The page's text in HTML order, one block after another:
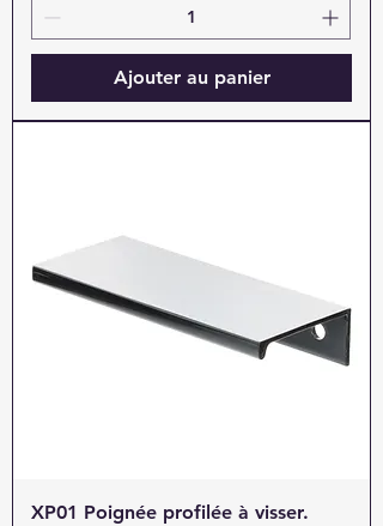
Ajouter au panier
XP01 Poignée profilée à visser.